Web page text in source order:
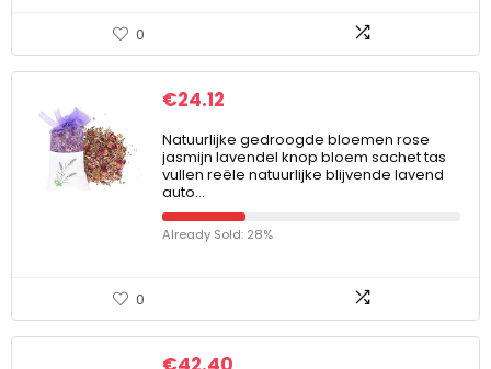
0
€24.12
Natuurlijke gedroogde bloemen rose
jasmijn lavendel knop bloem sachet tas
vullen reële natuurlijke blijvende lavend
auto…
Already Sold: 28%
0